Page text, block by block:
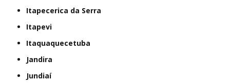
Itapecerica da Serra
Itapevi
Itaquaquecetuba
Jandira
Jundiaí